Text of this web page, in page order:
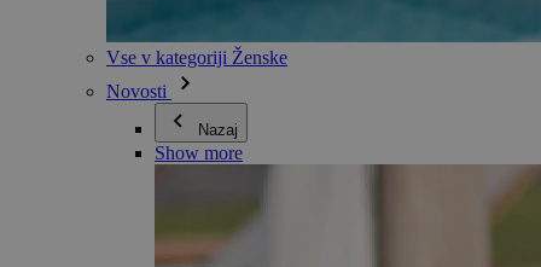
Vse v kategoriji Ženske
Novosti
Nazaj
Show more